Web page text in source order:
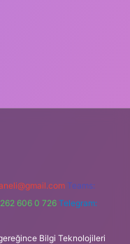
Teams:
606 0 726 Telegram:
Bilgi Teknolojileri